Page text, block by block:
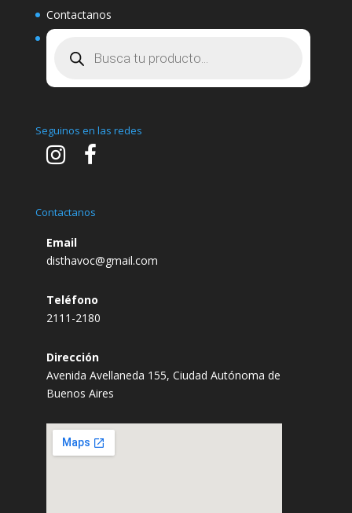
Contactanos
Seguinos en las redes
Contactanos
Email
disthavoc@gmail.com
Teléfono
2111-2180
Dirección
Avenida Avellaneda 155, Ciudad Autónoma de
Buenos Aires